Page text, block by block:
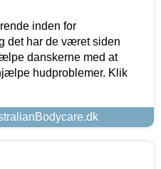
inden for
det har de været siden
danskerne med at
hudproblemer. Klik